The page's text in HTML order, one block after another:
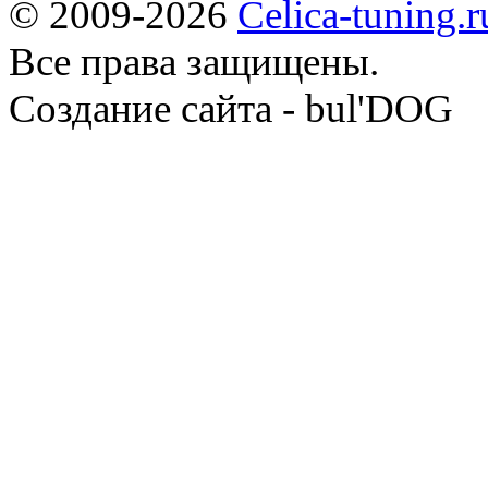
© 2009-2026 Celica-
Все права защищены.
Cоздание сайта - bul'DOG